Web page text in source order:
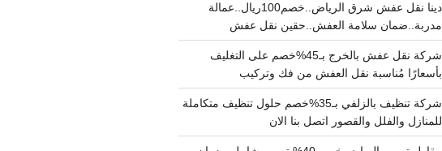
دينا نقل عفش شرق الرياض..خصم100ريال..عمالة
مدربة..ضمان سلامة العفش..حقين نقل عفش
شركة نقل عفش بالخرج بـ45%خصم على التغليف
بأسعارًا مُناسبة نقل العفش من فك وتركيب
شركة تنظيف بالزلفي بـ35%خصم حلول تنظيف متكاملة
للمنازل والفلل والقصور اتصل بنا الان